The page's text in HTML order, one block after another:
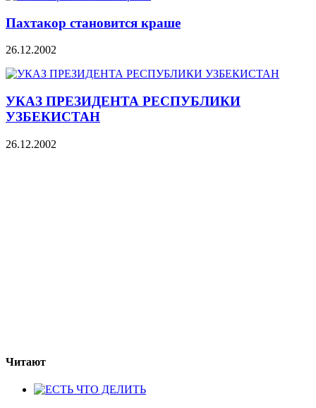
Пахтакор становится краше
26.12.2002
УКАЗ ПРЕЗИДЕНТА РЕСПУБЛИКИ
УЗБЕКИСТАН
26.12.2002
Читают